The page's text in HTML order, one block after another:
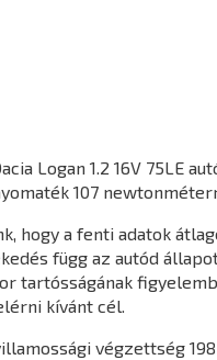
Logan 1.2 16V 75LE
107
hogy a fenti adatok
függ az autód
tartósságának
kívánt cél.
végzettség